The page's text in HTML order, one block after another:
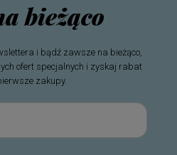
bieżąco
i bądź zawsze na bieżąco,
ofert specjalnych i zyskaj rabat
zakupy.